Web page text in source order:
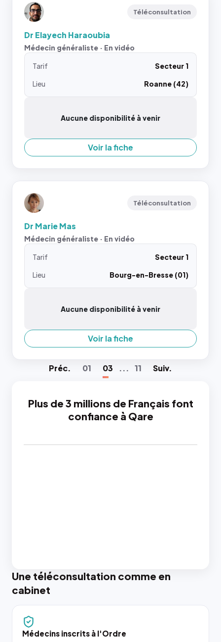
Téléconsultation
Dr Elayech Haraoubia
Médecin généraliste · En vidéo
Tarif
Secteur 1
Lieu
Roanne (42)
Aucune disponibilité à venir
Voir la fiche
Téléconsultation
Dr Marie Mas
Médecin généraliste · En vidéo
Tarif
Secteur 1
Lieu
Bourg-en-Bresse (01)
Aucune disponibilité à venir
Voir la fiche
Préc. 01 03 ... 11 Suiv.
Plus de 3 millions de Français font
confiance à Qare
Une téléconsultation comme en
cabinet
Médecins inscrits à l'Ordre